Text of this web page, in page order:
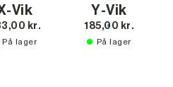
Vik
kr.
På lager
Y-Vik
185,00 kr.
På lager